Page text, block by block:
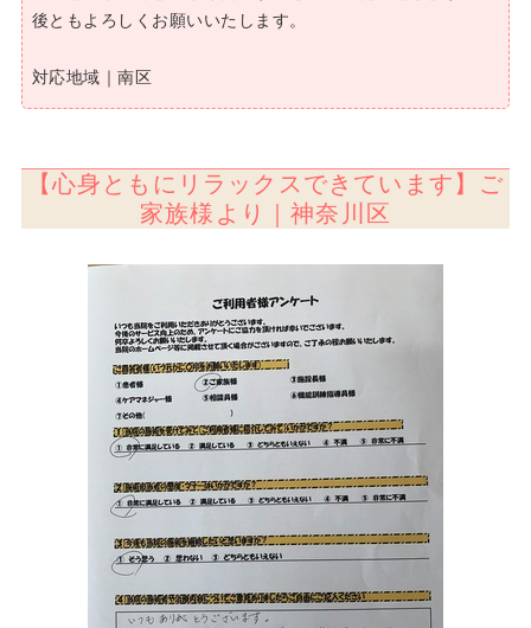
後ともよろしくお願いいたします。
対応地域｜南区
【心身ともにリラックスできています】ご
家族様より｜神奈川区